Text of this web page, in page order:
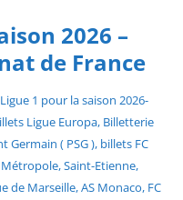
2026 –
de France
1 pour la saison 2026-
Ligue Europa, Billetterie
Germain ( PSG ), billets FC
Saint-Etienne,
de Marseille, AS Monaco, FC